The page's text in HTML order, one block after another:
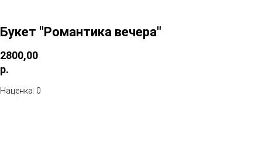
Букет "Романтика вечера"
2800,00
р.
Наценка: 0